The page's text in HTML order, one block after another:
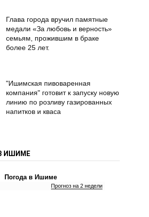
Глава города вручил памятные
медали «За любовь и верность»
семьям, прожившим в браке
более 25 лет.
"Ишимская пивоваренная
компания" готовит к запуску новую
линию по розливу газированных
напитков и кваса
ИШИМЕ
Погода в Ишиме
Прогноз на 2 недели